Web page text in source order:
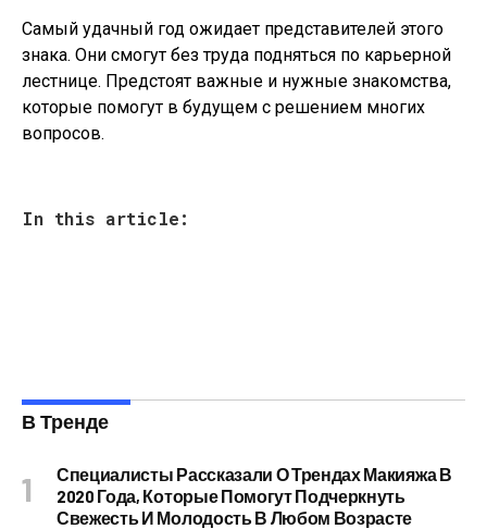
Самый удачный год ожидает представителей этого
знака. Они смогут без труда подняться по карьерной
лестнице. Предстоят важные и нужные знакомства,
которые помогут в будущем с решением многих
вопросов.
In this article:
В Тренде
Специалисты Рассказали О Трендах Макияжа В
2020 Года, Которые Помогут Подчеркнуть
Свежесть И Молодость В Любом Возрасте